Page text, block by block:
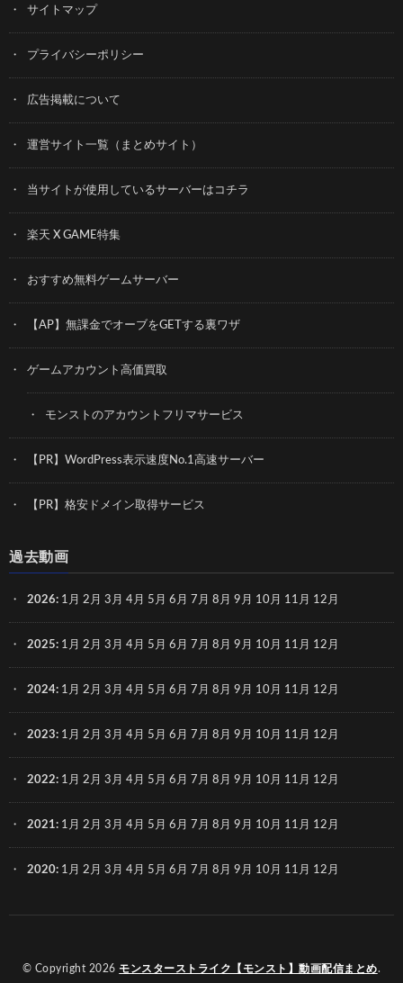
サイトマップ
プライバシーポリシー
広告掲載について
運営サイト一覧（まとめサイト）
当サイトが使用しているサーバーはコチラ
楽天 X GAME特集
おすすめ無料ゲームサーバー
【AP】無課金でオーブをGETする裏ワザ
ゲームアカウント高価買取
モンストのアカウントフリマサービス
【PR】WordPress表示速度No.1高速サーバー
【PR】格安ドメイン取得サービス
過去動画
2026: 1月 2月 3月 4月 5月 6月 7月 8月 9月 10月 11月 12月
2025: 1月 2月 3月 4月 5月 6月 7月 8月 9月 10月 11月 12月
2024: 1月 2月 3月 4月 5月 6月 7月 8月 9月 10月 11月 12月
2023: 1月 2月 3月 4月 5月 6月 7月 8月 9月 10月 11月 12月
2022: 1月 2月 3月 4月 5月 6月 7月 8月 9月 10月 11月 12月
2021: 1月 2月 3月 4月 5月 6月 7月 8月 9月 10月 11月 12月
2020: 1月 2月 3月 4月 5月 6月 7月 8月 9月 10月 11月 12月
© Copyright 2026 モンスターストライク【モンスト】動画配信まとめ.